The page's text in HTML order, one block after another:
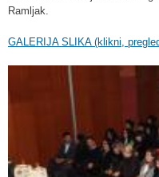
Ramljak.
GALERIJA SLIKA (klikni,